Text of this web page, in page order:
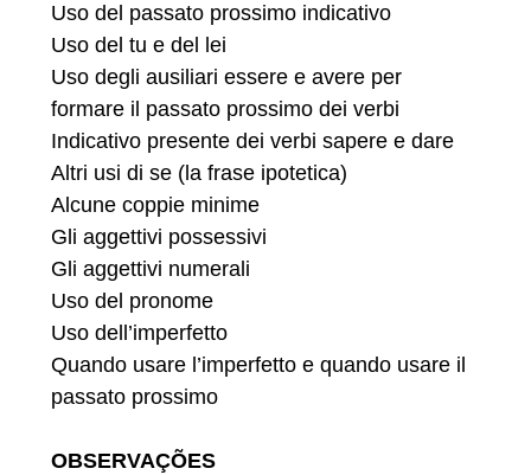
Uso del passato prossimo indicativo
Uso del tu e del lei
Uso degli ausiliari essere e avere per
formare il passato prossimo dei verbi
Indicativo presente dei verbi sapere e dare
Altri usi di se (la frase ipotetica)
Alcune coppie minime
Gli aggettivi possessivi
Gli aggettivi numerali
Uso del pronome
Uso dell’imperfetto
Quando usare l’imperfetto e quando usare il
passato prossimo
OBSERVAÇÕES